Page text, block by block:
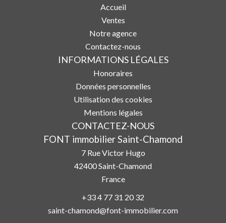
Accueil
Ventes
Notre agence
Contactez-nous
INFORMATIONS LÉGALES
Honoraires
Données personnelles
Utilisation des cookies
Mentions légales
CONTACTEZ-NOUS
FONT immobilier Saint-Chamond
7 Rue Victor Hugo
42400Saint-Chamond
France
+33 4 77 31 20 32
saint-chamond@font-immobilier.com